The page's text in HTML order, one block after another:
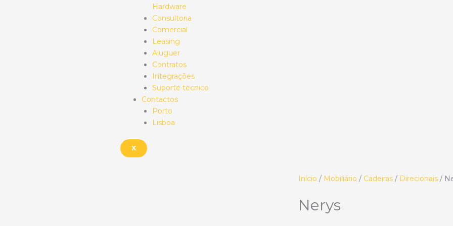
Hardware
Consultoria
Comercial
Leasing
Aluguer
Contratos
Integrações
Suporte técnico
Contactos
Porto
Lisboa
X
Início / Mobiliário / Cadeiras / Direcionais /
Nerys